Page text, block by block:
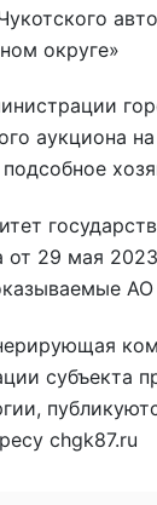
округе»
аукциона
от 29 мая
субъекта
chgk87.ru